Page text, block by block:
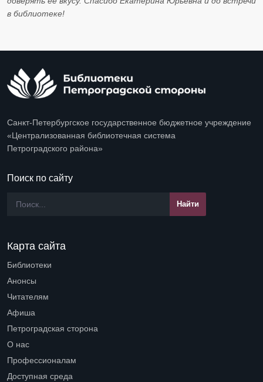
в библиотеке!
Санкт-Петербургское государственное бюджетное учреждение
«Централизованная библиотечная система
Петроградского района»
Поиск по сайту
Карта сайта
Библиотеки
Анонсы
Читателям
Афиша
Петроградская сторона
О нас
Профессионалам
Доступная среда